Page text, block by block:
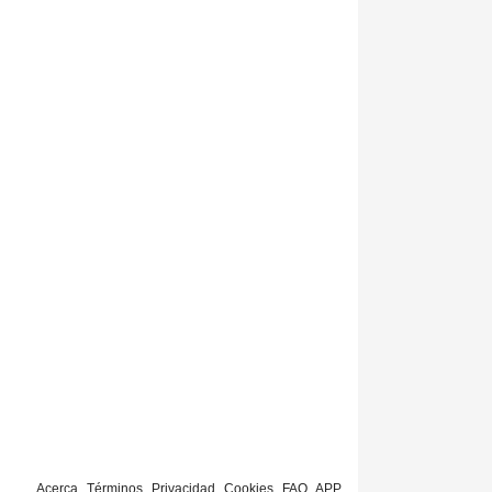
Acerca Términos Privacidad Cookies FAQ APP